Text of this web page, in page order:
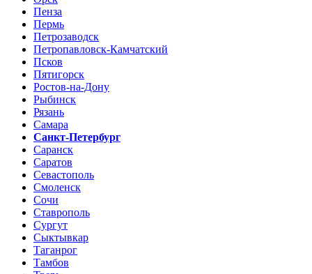
Пенза
Пермь
Петрозаводск
Петропавловск-Камчатский
Псков
Пятигорск
Ростов-на-Дону
Рыбинск
Рязань
Самара
Санкт-Петербург
Саранск
Саратов
Севастополь
Смоленск
Сочи
Ставрополь
Сургут
Сыктывкар
Таганрог
Тамбов